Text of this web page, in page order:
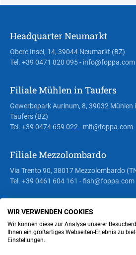
Headquarter Neumarkt
Obere Insel, 14, 39044 Neumarkt (BZ)
Tel. +39 0471 820 095- info@foppa.com
Filiale Mühlen in Taufers
Gewerbepark Aurinum, 8, 39032 Mühlen
Taufers (BZ)
Tel. +39 0474 659 022 - mit@foppa.com
Filiale Mezzolombardo
Via Trento 90, 38017 Mezzolombardo
Tel. +39 0461 604 161 - fish@foppa.com
Steuer- und MwSt.-
WIR VERWENDEN COOKIES
Wir können diese zur Analyse unserer
Ihnen ein großartiges Webseiten-Erlebnis zu
Einstellungen.